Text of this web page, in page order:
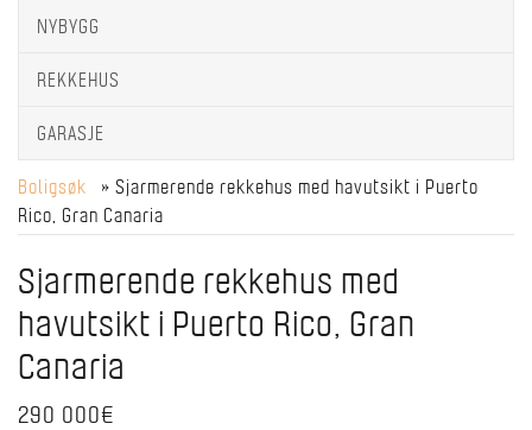
NYBYGG
REKKEHUS
GARASJE
Boligsøk
» Sjarmerende rekkehus med havutsikt i Puerto
Rico, Gran Canaria
Sjarmerende rekkehus med
havutsikt i Puerto Rico, Gran
Canaria
290 000€